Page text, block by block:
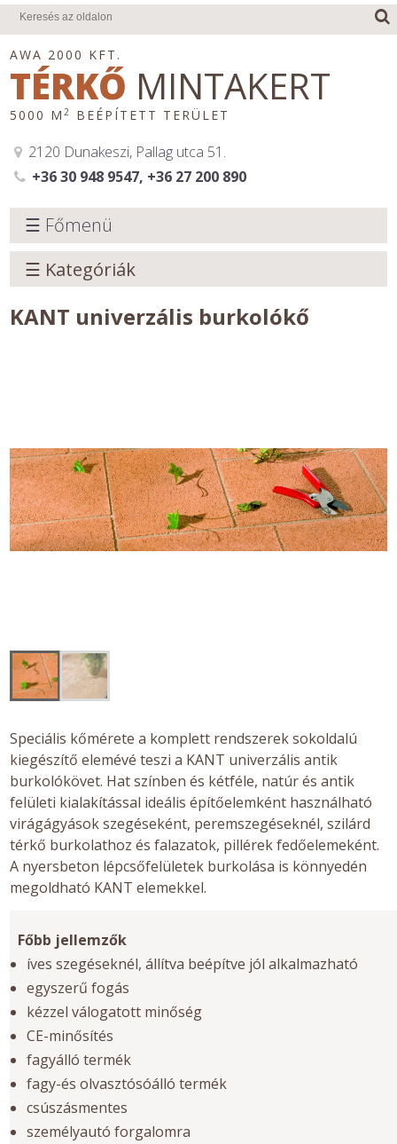
AWA 2000 KFT.
TÉRKŐ MINTAKERT
5000 M2 BEÉPÍTETT TERÜLET
2120 Dunakeszi, Pallag utca 51.
+36 30 948 9547, +36 27 200 890
☰ Főmenü
☰ Kategóriák
KANT univerzális burkolókő
Speciális kőmérete a komplett rendszerek sokoldalú
kiegészítő elemévé teszi a KANT univerzális antik
burkolókövet. Hat színben és kétféle, natúr és antik
felületi kialakítással ideális építőelemként használható
virágágyások szegéseként, peremszegéseknél, szilárd
térkő burkolathoz és falazatok, pillérek fedőelemeként.
A nyersbeton lépcsőfelületek burkolása is könnyedén
megoldható KANT elemekkel.
Főbb jellemzők
íves szegéseknél, állítva beépítve jól alkalmazható
egyszerű fogás
kézzel válogatott minőség
CE-minősítés
fagyálló termék
fagy-és olvasztósóálló termék
csúszásmentes
személyautó forgalomra